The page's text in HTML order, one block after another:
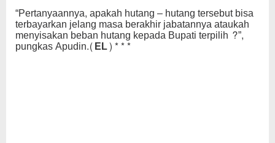
“Pertanyaannya, apakah hutang – hutang tersebut bisa
terbayarkan jelang masa berakhir jabatannya ataukah
menyisakan beban hutang kepada Bupati terpilih ?”,
pungkas Apudin.(EL)***